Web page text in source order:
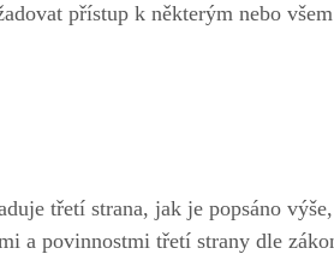
přístup k některým nebo
třetí strana, jak je popsáno
a povinnostmi třetí strany dle